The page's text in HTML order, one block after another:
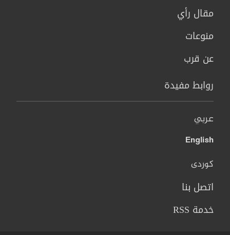
مقال رأي
منوعات
عن قرب
روابط مفيدة
عربي
English
کوردی
اتصل بنا
خدمة RSS